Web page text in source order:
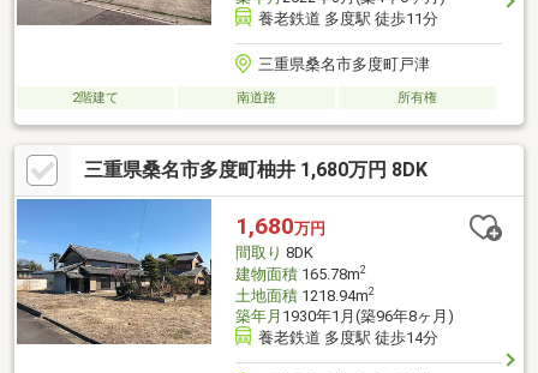
養老鉄道 多度駅 徒歩11分
三重県桑名市多度町戸津
2階建て 南道路 所有権
三重県桑名市多度町柚井 1,680万円 8DK
1,680万円
間取り 8DK
建物面積165.78m2
土地面積1218.94m2
築年月 1930年1月(築96年8ヶ月)
養老鉄道 多度駅 徒歩14分